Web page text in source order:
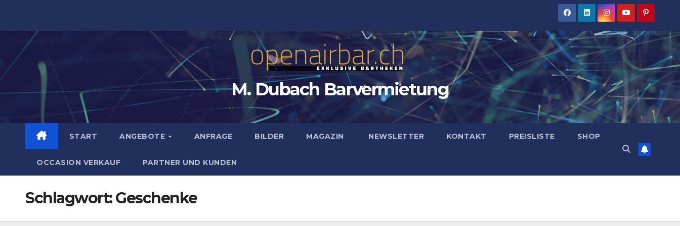
M. Dubach Barvermietung
START ANGEBOTE ANFRAGE BILDER MAGAZIN NEWSLETTER KONTAKT PREISLISTE SHOP
OCCASION VERKAUF PARTNER UND KUNDEN
Schlagwort:Geschenke